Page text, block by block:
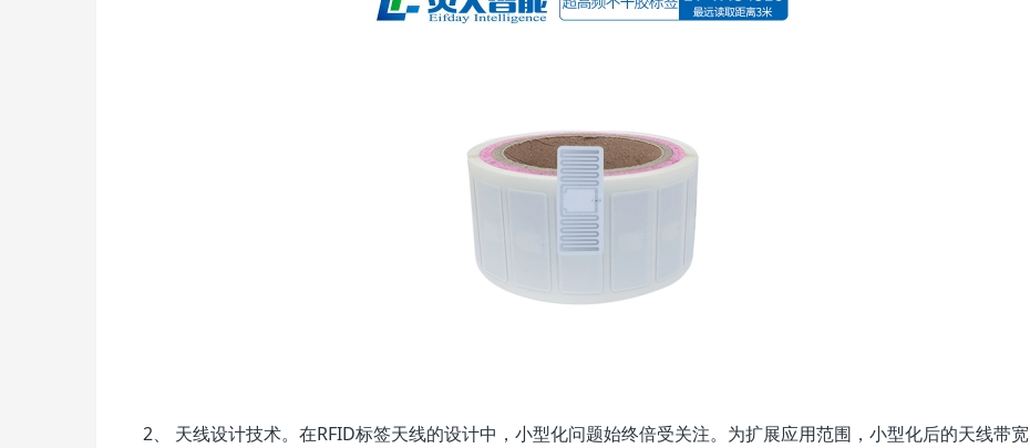
2、 天线设计技术。在RFID标签天线的设计中，小型化问题始终倍受关注。为扩展应用范围，小型化后的天线带宽